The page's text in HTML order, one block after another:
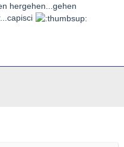
hergehen...gehen